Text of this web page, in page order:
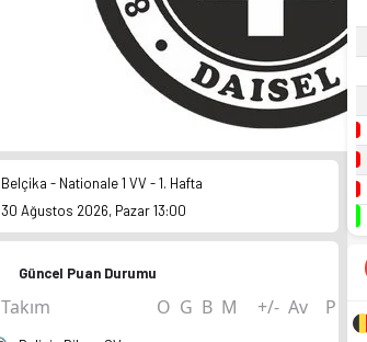
Belçika - Nationale 1 VV - 1. Hafta
30 Ağustos 2026, Pazar 13:00
Güncel Puan Durumu
Takım O G B M +/- Av P